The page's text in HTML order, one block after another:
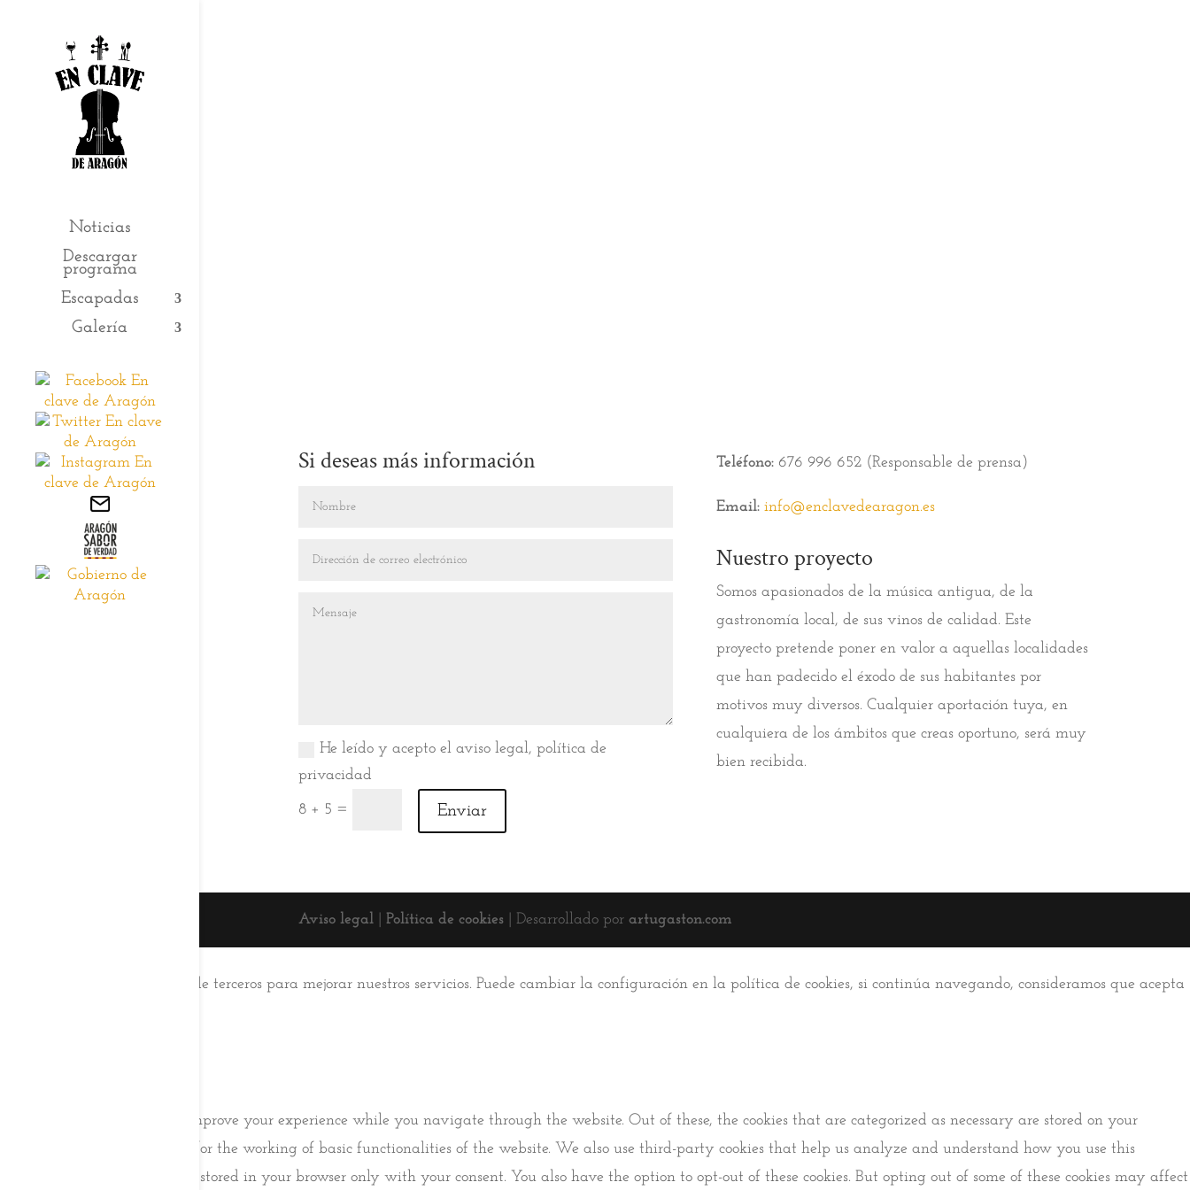
Noticias
Descargar
programa
Escapadas
Galería
Si deseas más información
He leído y acepto el aviso legal, política de
privacidad
8 + 5 = Enviar
Teléfono: 676 996 652 (Responsable de prensa)
Email: info@enclavedearagon.es
Nuestro proyecto
Somos apasionados de la música antigua, de la
gastronomía local, de sus vinos de calidad. Este
proyecto pretende poner en valor a aquellas localidades
que han padecido el éxodo de sus habitantes por
motivos muy diversos. Cualquier aportación tuya, en
cualquiera de los ámbitos que creas oportuno, será muy
bien recibida.
Aviso legal| Política de cookies| Desarrollado por artugaston.com
Utilizamos cookies propias y de terceros para mejorar nuestros servicios. Puede cambiar la configuración en la política de cookies, si continúa navegando, consideramos que acepta
This website uses cookies to improve your experience while you navigate through the website. Out of these, the cookies that are categorized as necessary are stored on your
browser as they are essential for the working of basic functionalities of the website. We also use third-party cookies that help us analyze and understand how you use this
website. These cookies will be stored in your browser only with your consent. You also have the option to opt-out of these cookies. But opting out of some of these cookies may affect